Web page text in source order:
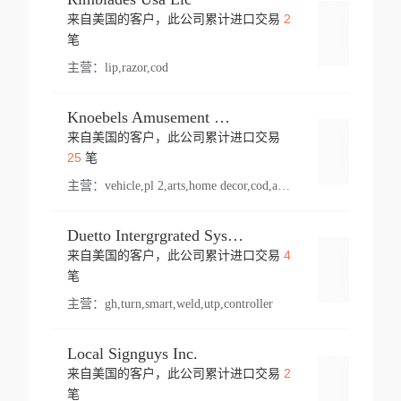
来自美国的客户，此公司累计进口交易 2
笔
主营： lip,razor,cod
Knoebels Amusement Resort
来自美国的客户，此公司累计进口交易
25笔
主营： vehicle,pl 2,arts,home decor,cod,amusement ride,sea
Duetto Intergrgrated Systems Inc.
来自美国的客户，此公司累计进口交易 4
笔
主营： gh,turn,smart,weld,utp,controller
Local Signguys Inc.
来自美国的客户，此公司累计进口交易 2
笔